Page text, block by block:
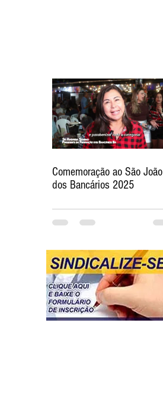
Comemoração ao São João
dos Bancários 2025